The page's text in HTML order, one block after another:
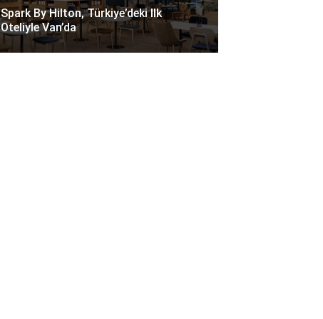
Spark By Hilton, Türkiye’deki Ilk
Oteliyle Van’da